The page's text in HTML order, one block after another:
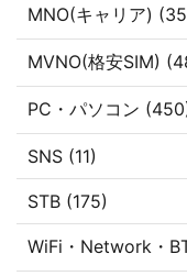
MNO(キャリア)
MVNO(格安SIM)
PC・パソコン
SNS (11)
STB (175)
WiFi・Network・